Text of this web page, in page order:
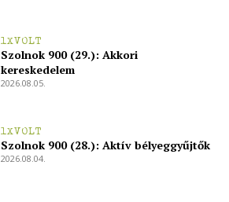
1XVOLT
Szolnok 900 (29.): Akkori
kereskedelem
2026.08.05.
1XVOLT
Szolnok 900 (28.): Aktív bélyeggyűjtők
2026.08.04.